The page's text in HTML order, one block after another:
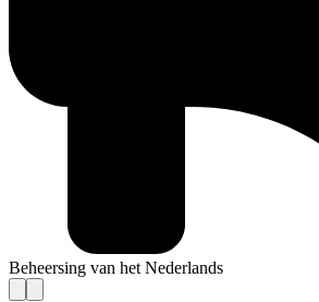
Beheersing van het Nederlands